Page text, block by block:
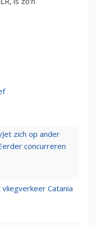
zich op ander
concurreren
Catania